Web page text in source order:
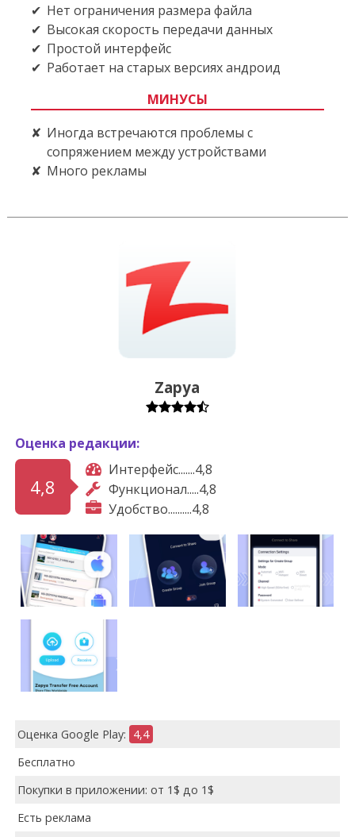
Нет ограничения размера файла
Высокая скорость передачи данных
Простой интерфейс
Работает на старых версиях андроид
МИНУСЫ
Иногда встречаются проблемы с
сопряжением между устройствами
Много рекламы
Zapya
Оценка редакции:
4,8
Интерфейс.......4,8
Функционал.....4,8
Удобство..........4,8
Оценка Google Play: 4,4
Бесплатно
Покупки в приложении: от 1$ до 1$
Есть реклама